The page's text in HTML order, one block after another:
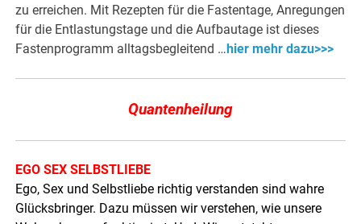
zu erreichen. Mit Rezepten für die Fastentage, Anregungen
für die Entlastungstage und die Aufbautage ist dieses
Fastenprogramm alltagsbegleitend … hier mehr dazu>>>
Quantenheilung
EGO SEX SELBSTLIEBE
Ego, Sex und Selbstliebe richtig verstanden sind wahre
Glücksbringer. Dazu müssen wir verstehen, wie unsere